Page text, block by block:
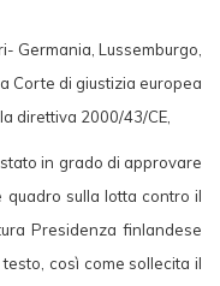
Germania, Lussemburgo,
Corte di giustizia europea
direttiva 2000/43/CE,
in grado di approvare
sulla lotta contro il
Presidenza finlandese
così come sollecita il